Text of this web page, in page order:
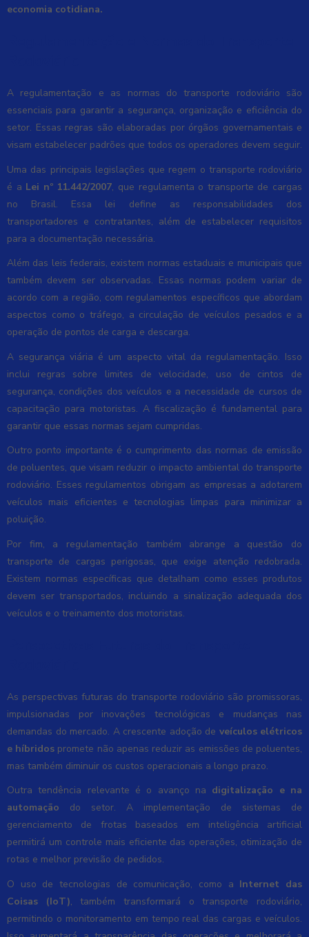
economia cotidiana.
A regulamentação e as normas do transporte rodoviário são
essenciais para garantir a segurança, organização e eficiência do
setor. Essas regras são elaboradas por órgãos governamentais e
visam estabelecer padrões que todos os operadores devem seguir.
Uma das principais legislações que regem o transporte rodoviário
é a Lei nº 11.442/2007, que regulamenta o transporte de cargas
no Brasil. Essa lei define as responsabilidades dos
transportadores e contratantes, além de estabelecer requisitos
para a documentação necessária.
Além das leis federais, existem normas estaduais e municipais que
também devem ser observadas. Essas normas podem variar de
acordo com a região, com regulamentos específicos que abordam
aspectos como o tráfego, a circulação de veículos pesados e a
operação de pontos de carga e descarga.
A segurança viária é um aspecto vital da regulamentação. Isso
inclui regras sobre limites de velocidade, uso de cintos de
segurança, condições dos veículos e a necessidade de cursos de
capacitação para motoristas. A fiscalização é fundamental para
garantir que essas normas sejam cumpridas.
Outro ponto importante é o cumprimento das normas de emissão
de poluentes, que visam reduzir o impacto ambiental do transporte
rodoviário. Esses regulamentos obrigam as empresas a adotarem
veículos mais eficientes e tecnologias limpas para minimizar a
poluição.
Por fim, a regulamentação também abrange a questão do
transporte de cargas perigosas, que exige atenção redobrada.
Existem normas específicas que detalham como esses produtos
devem ser transportados, incluindo a sinalização adequada dos
veículos e o treinamento dos motoristas.
As perspectivas futuras do transporte rodoviário são promissoras,
impulsionadas por inovações tecnológicas e mudanças nas
demandas do mercado. A crescente adoção de veículos elétricos
e híbridos promete não apenas reduzir as emissões de poluentes,
mas também diminuir os custos operacionais a longo prazo.
Outra tendência relevante é o avanço na digitalização e na
automação do setor. A implementação de sistemas de
gerenciamento de frotas baseados em inteligência artificial
permitirá um controle mais eficiente das operações, otimização de
rotas e melhor previsão de pedidos.
O uso de tecnologias de comunicação, como a Internet das
Coisas (IoT), também transformará o transporte rodoviário,
permitindo o monitoramento em tempo real das cargas e veículos.